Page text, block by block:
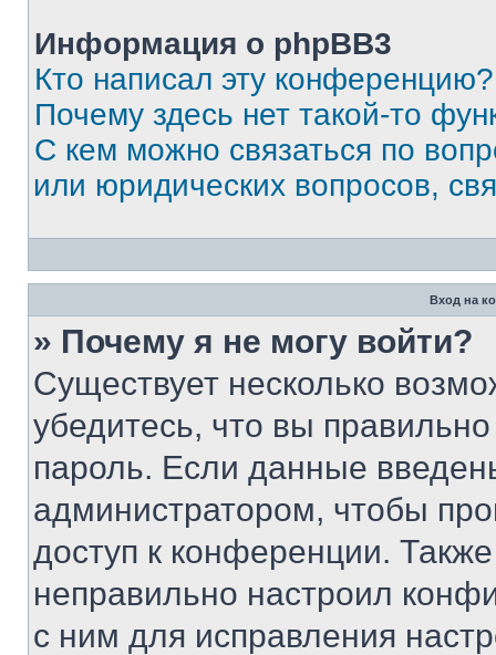
Информация о phpBB3
Кто написал эту конференцию?
Почему здесь нет такой-то
С кем можно связаться по
или юридических вопросов,
Вход на
» Почему я не могу войти?
Существует несколько
убедитесь, что вы
пароль. Если данные
администратором, чтобы
доступ к конференции.
неправильно настроил
с ним для исправления